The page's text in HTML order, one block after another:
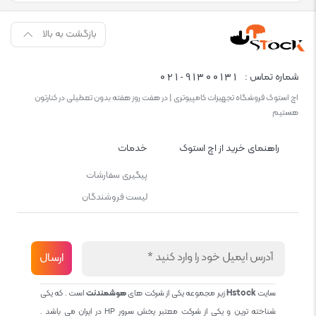
بازگشت به بالا
شماره تماس : 021-91300131
اچ استوک فروشگاه تجهیزات کامپیوتری | در هفت روز هفته بدون تعطیلی در کنارتون
هستیم
راهنمای خرید از اچ استوک خدمات
پیگیری سفارشات
لیست فروشندگان
سایتHstockزیر مجموعه یکی از شرکت هایهوشمندنتاست . که یکی
شناخته ترین و یکی از شرکت معتبر پخش سرور HP در ایران می باشد .